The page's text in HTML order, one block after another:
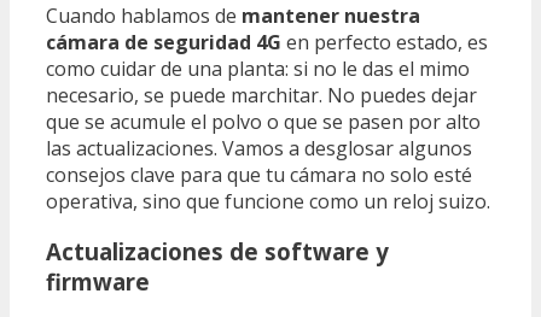
Cuando hablamos de mantener nuestra
cámara de seguridad 4G en perfecto estado, es
como cuidar de una planta: si no le das el mimo
necesario, se puede marchitar. No puedes dejar
que se acumule el polvo o que se pasen por alto
las actualizaciones. Vamos a desglosar algunos
consejos clave para que tu cámara no solo esté
operativa, sino que funcione como un reloj suizo.
Actualizaciones de software y
firmware